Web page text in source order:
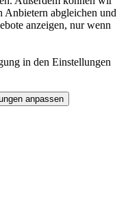
Anbietern abgleichen und
anzeigen, nur wenn
in den Einstellungen
anpassen